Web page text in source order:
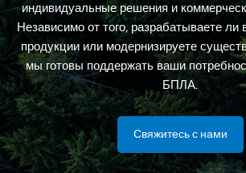
индивидуальные решения и
Независимо от того, разрабатываете
продукции или модернизируете
мы готовы поддержать ваши
БПЛА.
Свяжитесь с нами